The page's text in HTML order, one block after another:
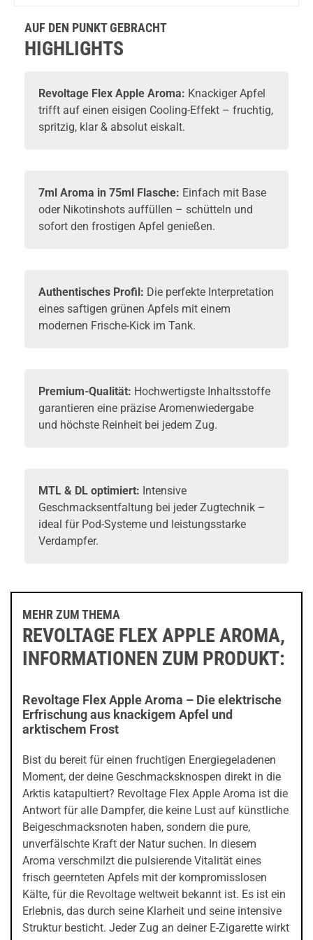
AUF DEN PUNKT GEBRACHT
HIGHLIGHTS
Revoltage Flex Apple Aroma: Knackiger Apfel
trifft auf einen eisigen Cooling-Effekt – fruchtig,
spritzig, klar & absolut eiskalt.
7ml Aroma in 75ml Flasche: Einfach mit Base
oder Nikotinshots auffüllen – schütteln und
sofort den frostigen Apfel genießen.
Authentisches Profil: Die perfekte Interpretation
eines saftigen grünen Apfels mit einem
modernen Frische-Kick im Tank.
Premium-Qualität: Hochwertigste Inhaltsstoffe
garantieren eine präzise Aromenwiedergabe
und höchste Reinheit bei jedem Zug.
MTL & DL optimiert: Intensive
Geschmacksentfaltung bei jeder Zugtechnik –
ideal für Pod-Systeme und leistungsstarke
Verdampfer.
MEHR ZUM THEMA
REVOLTAGE FLEX APPLE AROMA,
INFORMATIONEN ZUM PRODUKT:
Revoltage Flex Apple Aroma – Die elektrische
Erfrischung aus knackigem Apfel und
arktischem Frost
Bist du bereit für einen fruchtigen Energiegeladenen
Moment, der deine Geschmacksknospen direkt in die
Arktis katapultiert? Revoltage Flex Apple Aroma ist die
Antwort für alle Dampfer, die keine Lust auf künstliche
Beigeschmacksnoten haben, sondern die pure,
unverfälschte Kraft der Natur suchen. In diesem
Aroma verschmilzt die pulsierende Vitalität eines
frisch geernteten Apfels mit der kompromisslosen
Kälte, für die Revoltage weltweit bekannt ist. Es ist ein
Erlebnis, das durch seine Klarheit und seine intensive
Struktur besticht. Jeder Zug an deiner E-Zigarette wirkt